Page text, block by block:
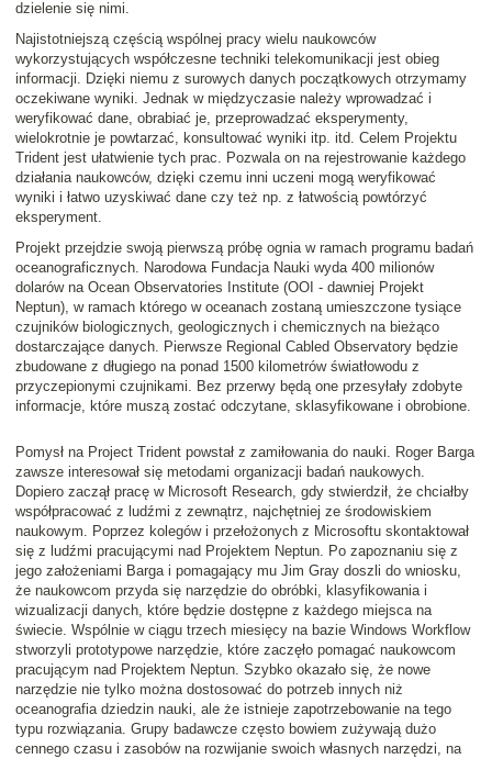
dzielenie się nimi.
Najistotniejszą częścią wspólnej pracy wielu naukowców
wykorzystujących współczesne techniki telekomunikacji jest obieg
informacji. Dzięki niemu z surowych danych początkowych otrzymamy
oczekiwane wyniki. Jednak w międzyczasie należy wprowadzać i
weryfikować dane, obrabiać je, przeprowadzać eksperymenty,
wielokrotnie je powtarzać, konsultować wyniki itp. itd. Celem Projektu
Trident jest ułatwienie tych prac. Pozwala on na rejestrowanie każdego
działania naukowców, dzięki czemu inni uczeni mogą weryfikować
wyniki i łatwo uzyskiwać dane czy też np. z łatwością powtórzyć
eksperyment.
Projekt przejdzie swoją pierwszą próbę ognia w ramach programu badań
oceanograficznych. Narodowa Fundacja Nauki wyda 400 milionów
dolarów na Ocean Observatories Institute (OOI - dawniej Projekt
Neptun), w ramach którego w oceanach zostaną umieszczone tysiące
czujników biologicznych, geologicznych i chemicznych na bieżąco
dostarczające danych. Pierwsze Regional Cabled Observatory będzie
zbudowane z długiego na ponad 1500 kilometrów światłowodu z
przyczepionymi czujnikami. Bez przerwy będą one przesyłały zdobyte
informacje, które muszą zostać odczytane, sklasyfikowane i obrobione.
Pomysł na Project Trident powstał z zamiłowania do nauki. Roger Barga
zawsze interesował się metodami organizacji badań naukowych.
Dopiero zaczął pracę w Microsoft Research, gdy stwierdził, że chciałby
współpracować z ludźmi z zewnątrz, najchętniej ze środowiskiem
naukowym. Poprzez kolegów i przełożonych z Microsoftu skontaktował
się z ludźmi pracującymi nad Projektem Neptun. Po zapoznaniu się z
jego założeniami Barga i pomagający mu Jim Gray doszli do wniosku,
że naukowcom przyda się narzędzie do obróbki, klasyfikowania i
wizualizacji danych, które będzie dostępne z każdego miejsca na
świecie. Wspólnie w ciągu trzech miesięcy na bazie Windows Workflow
stworzyli prototypowe narzędzie, które zaczęło pomagać naukowcom
pracującym nad Projektem Neptun. Szybko okazało się, że nowe
narzędzie nie tylko można dostosować do potrzeb innych niż
oceanografia dziedzin nauki, ale że istnieje zapotrzebowanie na tego
typu rozwiązania. Grupy badawcze często bowiem zużywają dużo
cennego czasu i zasobów na rozwijanie swoich własnych narzędzi, na